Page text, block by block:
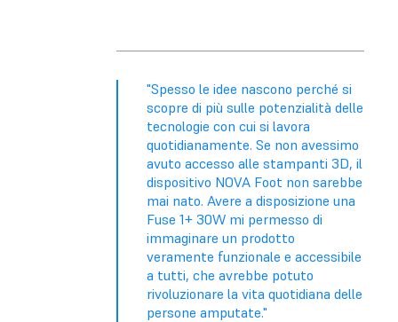
"Spesso le idee nascono perché si
scopre di più sulle potenzialità delle
tecnologie con cui si lavora
quotidianamente. Se non avessimo
avuto accesso alle stampanti 3D, il
dispositivo NOVA Foot non sarebbe
mai nato. Avere a disposizione una
Fuse 1+ 30W mi permesso di
immaginare un prodotto
veramente funzionale e accessibile
a tutti, che avrebbe potuto
rivoluzionare la vita quotidiana delle
persone amputate."